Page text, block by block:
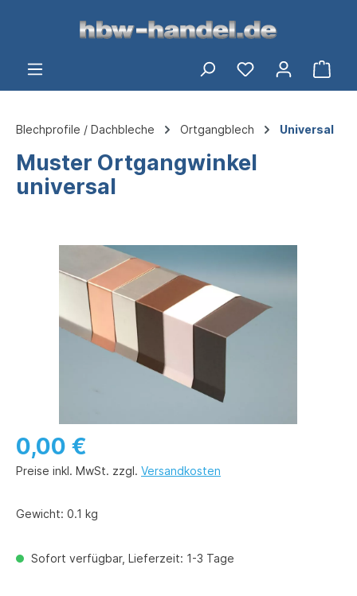
springen
Du hast 0
Blechprofile / Dachbleche Ortgangblech Universal
Muster Ortgangwinkel
universal
Bildergalerie überspringen
0,00 €
Preise inkl. MwSt. zzgl. Versandkosten
Gewicht: 0.1 kg
Sofort verfügbar, Lieferzeit: 1-3 Tage